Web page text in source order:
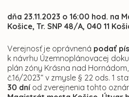
dňa 23.11.2023 o 16:00 hod. na
Košice, Tr. SNP 48/A, 040 11
Verejnosť je oprávnená podať
k návrhu Územnoplánovacej
plán zóny Krásna nad
č.16/2023“ v zmysle § 22 ods. 1
30 dníod zverejnenia tohto